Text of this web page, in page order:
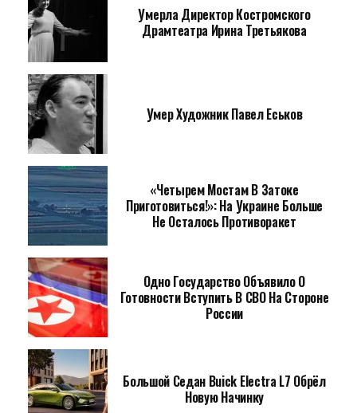
Умерла Директор Костромского
Драмтеатра Ирина Третьякова
Умер Художник Павел Еськов
«Четырем Мостам В Затоке
Приготовиться!»: На Украине Больше
Не Осталось Противоракет
Одно Государство Объявило О
Готовности Вступить В СВО На Стороне
России
Большой Седан Buick Electra L7 Обрёл
Новую Начинку